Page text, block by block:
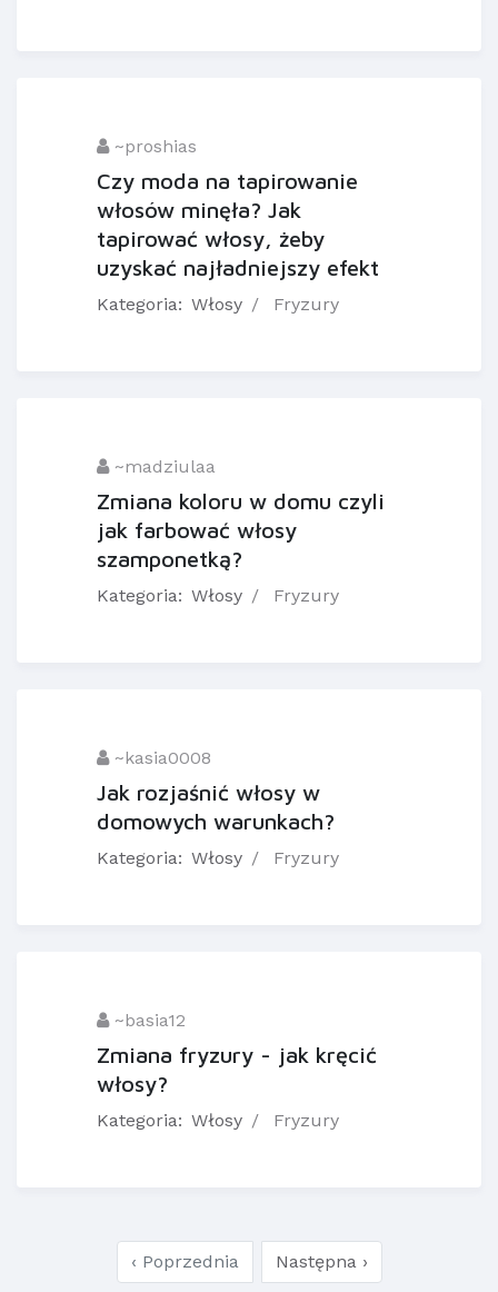
~proshias
Czy moda na tapirowanie
włosów minęła? Jak
tapirować włosy, żeby
uzyskać najładniejszy efekt
Kategoria: Włosy Fryzury
~madziulaa
Zmiana koloru w domu czyli
jak farbować włosy
szamponetką?
Kategoria: Włosy Fryzury
~kasia0008
Jak rozjaśnić włosy w
domowych warunkach?
Kategoria: Włosy Fryzury
~basia12
Zmiana fryzury - jak kręcić
włosy?
Kategoria: Włosy Fryzury
‹ Poprzednia Następna ›